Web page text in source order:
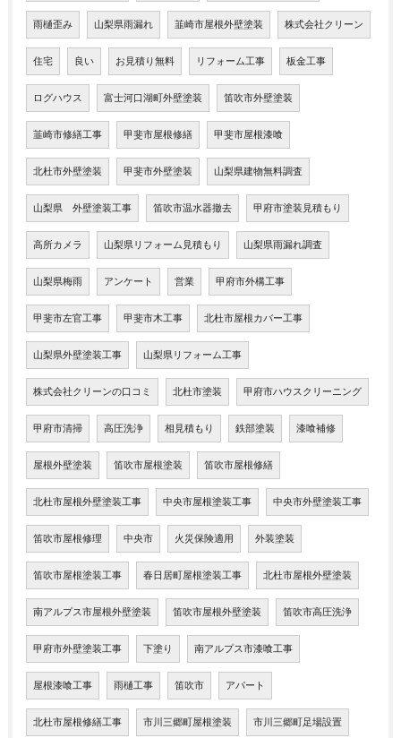
雨樋歪み 山梨県雨漏れ 韮崎市屋根外壁塗装 株式会社クリーン
住宅 良い お見積り無料 リフォーム工事 板金工事
ログハウス 富士河口湖町外壁塗装 笛吹市外壁塗装
韮崎市修繕工事 甲斐市屋根修繕 甲斐市屋根漆喰
北杜市外壁塗装 甲斐市外壁塗装 山梨県建物無料調査
山梨県 外壁塗装工事 笛吹市温水器撤去 甲府市塗装見積もり
高所カメラ 山梨県リフォーム見積もり 山梨県雨漏れ調査
山梨県梅雨 アンケート 営業 甲府市外構工事
甲斐市左官工事 甲斐市木工事 北杜市屋根カバー工事
山梨県外壁塗装工事 山梨県リフォーム工事
株式会社クリーンの口コミ 北杜市塗装 甲府市ハウスクリーニング
甲府市清掃 高圧洗浄 相見積もり 鉄部塗装 漆喰補修
屋根外壁塗装 笛吹市屋根塗装 笛吹市屋根修繕
北杜市屋根外壁塗装工事 中央市屋根塗装工事 中央市外壁塗装工事
笛吹市屋根修理 中央市 火災保険適用 外装塗装
笛吹市屋根塗装工事 春日居町屋根塗装工事 北杜市屋根外壁塗装
南アルプス市屋根外壁塗装 笛吹市屋根外壁塗装 笛吹市高圧洗浄
甲府市外壁塗装工事 下塗り 南アルプス市漆喰工事
屋根漆喰工事 雨樋工事 笛吹市 アパート
北杜市屋根修繕工事 市川三郷町屋根塗装 市川三郷町足場設置